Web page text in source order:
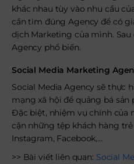
khác nhau tùy vào nhu cầu
cần tìm đúng Agency để có
dịch Marketing của mình.
Agency phổ biến.
Social Media Marketing
Social Media Agency sẽ thực
mạng xã hội để quảng bá
Đặc biệt, nhiệm vụ chính của
cận những tệp khách hàng
Instagram, Facebook,…
>> Bài viết liên quan: Social